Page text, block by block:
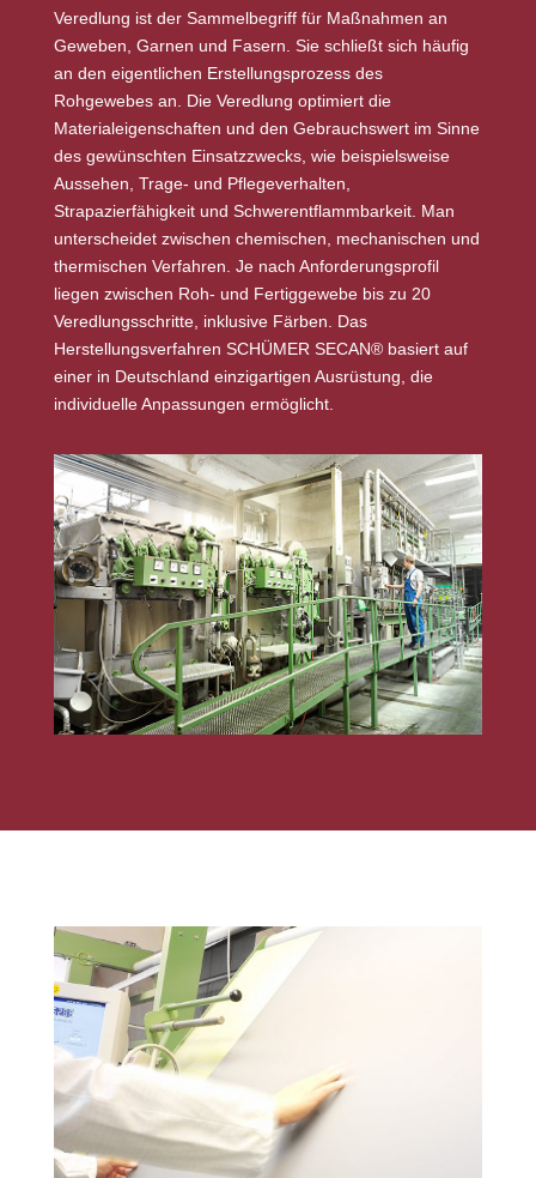
Veredlung ist der Sammelbegriff für Maßnahmen an
Geweben, Garnen und Fasern. Sie schließt sich häufig
an den eigentlichen Erstellungsprozess des
Rohgewebes an. Die Veredlung optimiert die
Materialeigenschaften und den Gebrauchswert im Sinne
des gewünschten Einsatzzwecks, wie beispielsweise
Aussehen, Trage- und Pflegeverhalten,
Strapazierfähigkeit und Schwerentflammbarkeit. Man
unterscheidet zwischen chemischen, mechanischen und
thermischen Verfahren. Je nach Anforderungsprofil
liegen zwischen Roh- und Fertiggewebe bis zu 20
Veredlungsschritte, inklusive Färben. Das
Herstellungsverfahren SCHÜMER SECAN® basiert auf
einer in Deutschland einzigartigen Ausrüstung, die
individuelle Anpassungen ermöglicht.